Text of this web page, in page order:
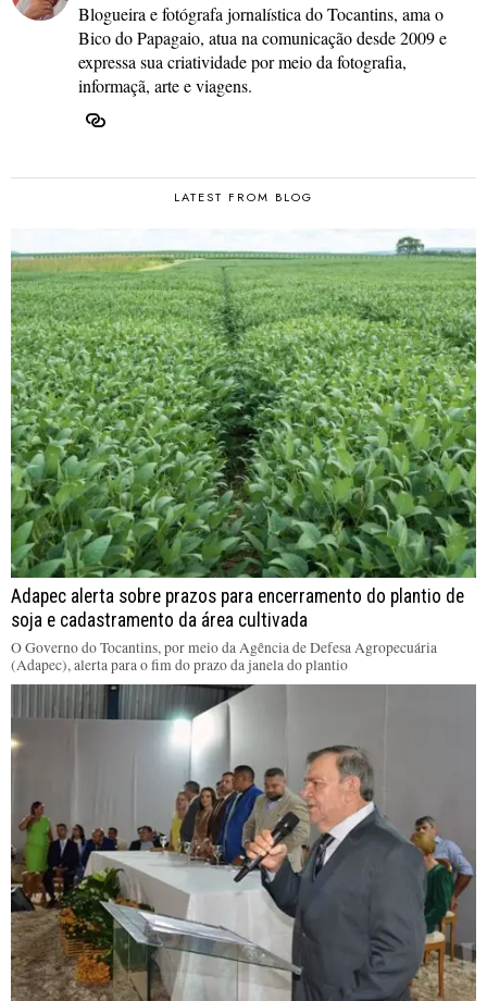
Blogueira e fotógrafa jornalística do Tocantins, ama o
Bico do Papagaio, atua na comunicação desde 2009 e
expressa sua criatividade por meio da fotografia,
informaçã, arte e viagens.
LATEST FROM BLOG
Adapec alerta sobre prazos para encerramento do plantio de
soja e cadastramento da área cultivada
O Governo do Tocantins, por meio da Agência de Defesa Agropecuária
(Adapec), alerta para o fim do prazo da janela do plantio